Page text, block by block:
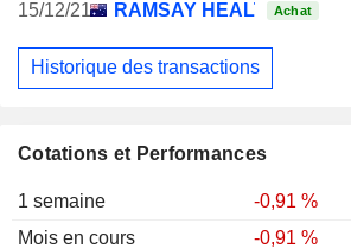
Cotations et Performances
1 semaine
-0,91 %
Mois en cours
-0,91 %
15/12/21
RAMSAY HEALTH CARE
Achat
Historique des transactions